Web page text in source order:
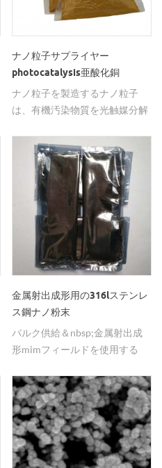
導率の係数を向上させることが
（m・k）のシリコーンゴムの
熱伝導率の係数を作ることがで
きます。 エポキシ樹脂、エポキ
シ樹脂、熱伝導性コーティング
ナ粉末を添加すると、熱伝導率
が0.6w /（m・k）に達すること
があります。 4.有機シリコン熱
バインダーと混合フィラー、ラ
ジエーター、フィラー（mc）
を含むラジエーター基板、熱
油、相変化、半導体パッケージ
樹脂。 ナノアルミナ粉末/酸化
アルミニウム粉末についてご不
明な点がございましたら、お気
軽にお問い合わせください。 あ
りがとうございました
水、ヒトの健康に有益な微量元
子の発芽率やその他の健康機能
を向上させます。それは様々な
維、飲料水処理、アルコールや
タバコ産業のような機器や容器
す。 3.ナノアルミナ（nano
al2o3）、二酸化チタン（tio2）
などと一緒に焼結し、貴金属ニ
ッケル/ Niの代わりにナノコン
ポジットセラミック添加物を得
ることができ、耐熱鋼代替物を
製造することができる。ナノ酸
化マグネシウムの量は5％~18％
ックスは、ナノ二酸化チタン
（tio2）を利用し、 酸化マグネ
シウムナノ粒子 、ナノ希土類酸
化物、二酸化ジルコニウム
の含有量を10〜30wt％に増加
させ、高ジルコニウムAl 2 O 3 -
Si 2-zro 2セラミックス、ナノ結
晶複合セラミックス、含有量が
90％以上であり、主相がムライ
末は私たちの重要な製品の一つ
です、ゲルマニウム粉末サイズ
は次のとおりです： 5n
99.999％ゲルマニウム粉末、粒
径50nm、200〜300nm、また
はカスタマイズされた。 ゲルマ
ニウム粉末99.95％、粒子サイ
イズされた。 同義語 ゲルマニ
ウム粉末、ゲルマニウム粉末、
ゲルマニウム粉末、ゲルマニウ
ム粉末、ゲルマニウム粉末、ゲ
ルマニウム粉末、ゲルマニウム
粉末。ゲルマニウムナノ粒子、
ゲルマニウムナノ粉末、元素ゲ
ルマニウム粉末、高純度ゲルマ
ニウム粉末、超微細ゲルマニウ
ム、cas＃7440-56-4 代表的な
アプリケーション 1.合金、トラ
よび転造性を改善する。 2.トラ
ンジスタ材料としてシリコンの
ると、シリコンよりも高いスイ
ッチング速度がゲルマニウムを
使用して達成できるため、より
小さなトランジスタを含むより
高速のチップが可能になる。 梱
ナノ粒子サプライヤー
photocatalysis亜酸化銅
ナノ粒子を製造するナノ粒子
は、有機汚染物質を光触媒分解
金属射出成形用の316lステンレ
ス鋼ナノ粉末
バルク供給＆nbsp;金属射出成
形mimフィールドを使用する
hongwu国際グループ株式会社
から。